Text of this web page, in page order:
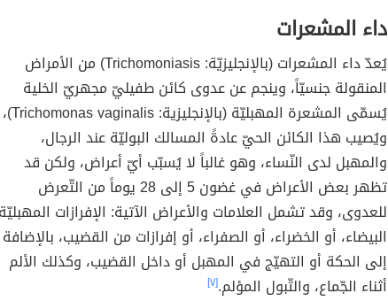
داء المشعرات
يُعدّ داء المشعرات (بالإنجليزيّة: Trichomoniasis) من الأمراض
المنقولة جنسيّاً، وينجم عن عدوى كائن طفيليّ مجهريّ الخلية
يُسمّى المشعرة المهبليّة (بالإنجليزية: Trichomonas vaginalis)،
ويُصيب هذا الكائن الحيّ عادةً المسالك البوليّة عند الرجال،
والمهبل لدى النّساء، وهو غالباً لا يُسبّب أيّ أعراض، ولكن قد
تظهر بعض الأعراض في غضون 5 إلى 28 يوماً من التّعرض
للعدوى، وقد تشمل العلامات والأعراض الآتية: الإفرازات المهبليّة
البيضاء، أو الخضراء، أو الصفراء، أو إفرازات من القضيب، بالإضافة
إلى الحكة أو التهيّج في المهبل أو داخل القضيب، وكذلك الألم
أثناء الجّماع، والتّبول المؤلم.[٧]